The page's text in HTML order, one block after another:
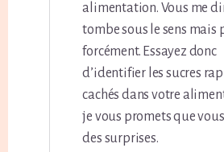
alimentation. Vous me
tombe sous le sens mais
forcément. Essayez donc
d’identifier les sucres
cachés dans votre
je vous promets que
des surprises.